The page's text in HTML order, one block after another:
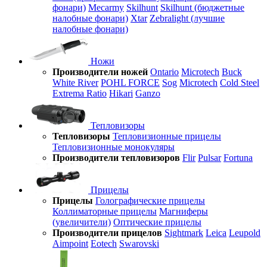
фонари) Mecarmy Skilhunt Skilhunt (бюджетные
налобные фонари) Xtar Zebralight (лучшие
налобные фонари)
Ножи
Производители ножей Ontario Microtech Buck
White River POHL FORCE Sog Microtech Cold Steel
Extrema Ratio Hikari Ganzo
Тепловизоры
Тепловизоры Тепловизионные прицелы
Тепловизионные монокуляры
Производители тепловизоров Flir Pulsar Fortuna
Прицелы
Прицелы Голографические прицелы
Коллиматорные прицелы Магниферы
(увеличители) Оптические прицелы
Производители прицелов Sightmark Leica Leupold
Aimpoint Eotech Swarovski